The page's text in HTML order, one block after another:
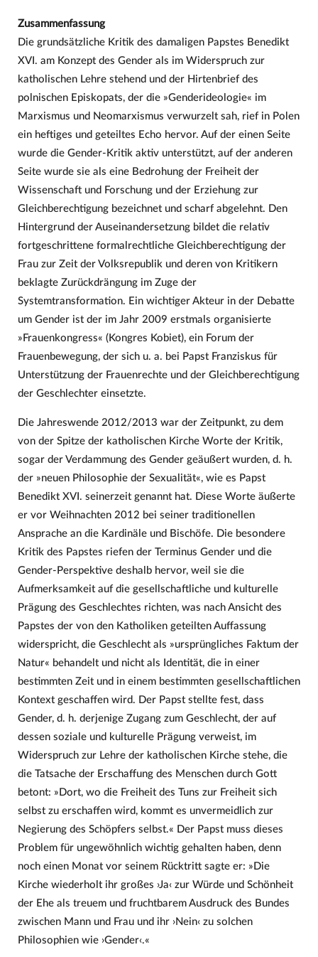
Zusammenfassung
Die grundsätzliche Kritik des damaligen Papstes Benedikt
XVI. am Konzept des Gender als im Widerspruch zur
katholischen Lehre stehend und der Hirtenbrief des
polnischen Episkopats, der die »Genderideologie« im
Marxismus und Neomarxismus verwurzelt sah, rief in Polen
ein heftiges und geteiltes Echo hervor. Auf der einen Seite
wurde die Gender-Kritik aktiv unterstützt, auf der anderen
Seite wurde sie als eine Bedrohung der Freiheit der
Wissenschaft und Forschung und der Erziehung zur
Gleichberechtigung bezeichnet und scharf abgelehnt. Den
Hintergrund der Auseinandersetzung bildet die relativ
fortgeschrittene formalrechtliche Gleichberechtigung der
Frau zur Zeit der Volksrepublik und deren von Kritikern
beklagte Zurückdrängung im Zuge der
Systemtransformation. Ein wichtiger Akteur in der Debatte
um Gender ist der im Jahr 2009 erstmals organisierte
»Frauenkongress« (Kongres Kobiet), ein Forum der
Frauenbewegung, der sich u. a. bei Papst Franziskus für
Unterstützung der Frauenrechte und der Gleichberechtigung
der Geschlechter einsetzte.
Die Jahreswende 2012/2013 war der Zeitpunkt, zu dem
von der Spitze der katholischen Kirche Worte der Kritik,
sogar der Verdammung des Gender geäußert wurden, d. h.
der »neuen Philosophie der Sexualität«, wie es Papst
Benedikt XVI. seinerzeit genannt hat. Diese Worte äußerte
er vor Weihnachten 2012 bei seiner traditionellen
Ansprache an die Kardinäle und Bischöfe. Die besondere
Kritik des Papstes riefen der Terminus Gender und die
Gender-Perspektive deshalb hervor, weil sie die
Aufmerksamkeit auf die gesellschaftliche und kulturelle
Prägung des Geschlechtes richten, was nach Ansicht des
Papstes der von den Katholiken geteilten Auffassung
widerspricht, die Geschlecht als »ursprüngliches Faktum der
Natur« behandelt und nicht als Identität, die in einer
bestimmten Zeit und in einem bestimmten gesellschaftlichen
Kontext geschaffen wird. Der Papst stellte fest, dass
Gender, d. h. derjenige Zugang zum Geschlecht, der auf
dessen soziale und kulturelle Prägung verweist, im
Widerspruch zur Lehre der katholischen Kirche stehe, die
die Tatsache der Erschaffung des Menschen durch Gott
betont: »Dort, wo die Freiheit des Tuns zur Freiheit sich
selbst zu erschaffen wird, kommt es unvermeidlich zur
Negierung des Schöpfers selbst.« Der Papst muss dieses
Problem für ungewöhnlich wichtig gehalten haben, denn
noch einen Monat vor seinem Rücktritt sagte er: »Die
Kirche wiederholt ihr großes ›Ja‹ zur Würde und Schönheit
der Ehe als treuem und fruchtbarem Ausdruck des Bundes
zwischen Mann und Frau und ihr ›Nein‹ zu solchen
Philosophien wie ›Gender‹.«